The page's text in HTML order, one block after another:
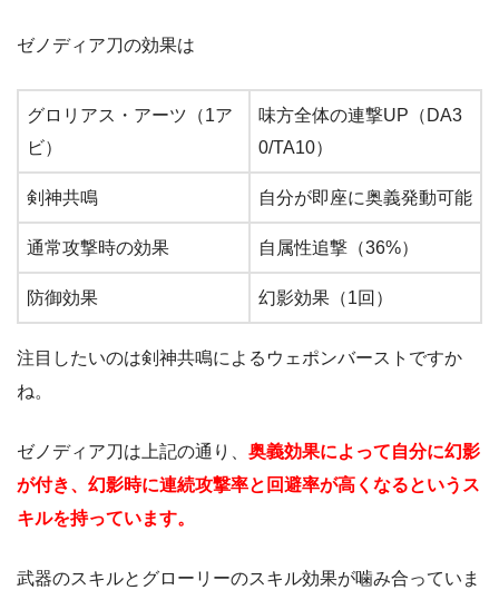
ゼノディア刀の効果は
グロリアス・アーツ（1ア
ビ）
味方全体の連撃UP（DA3
0/TA10）
剣神共鳴 自分が即座に奥義発動可能
通常攻撃時の効果 自属性追撃（36%）
防御効果 幻影効果（1回）
注目したいのは剣神共鳴によるウェポンバーストですか
ね。
ゼノディア刀は上記の通り、 奥義効果によって自分に幻影
が付き、幻影時に連続攻撃率と回避率が高くなるというス
キルを持っています。
武器のスキルとグローリーのスキル効果が噛み合っていま